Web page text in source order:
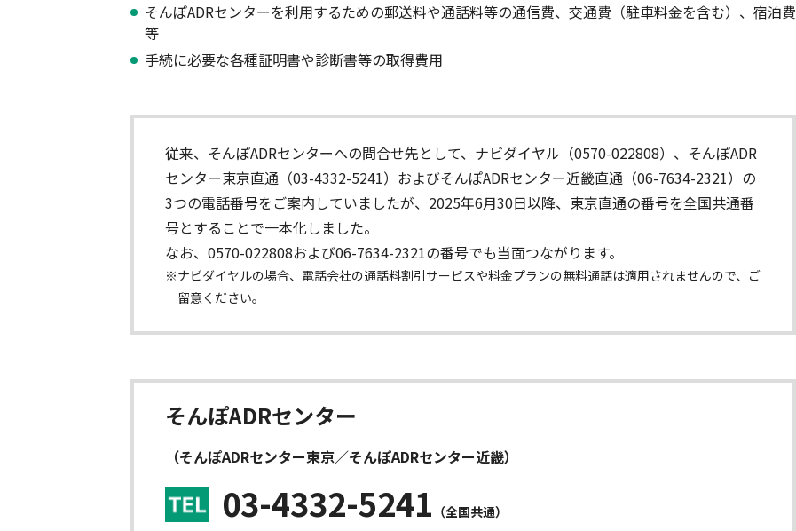
そんぽADRセンターを利用するための郵送料や通話料等の通信費、交通費（駐車料金を含む）、宿泊費
等
手続に必要な各種証明書や診断書等の取得費用
従来、そんぽADRセンターへの問合せ先として、ナビダイヤル（0570-022808）、そんぽADR
センター東京直通（03-4332-5241）およびそんぽADRセンター近畿直通（06-7634-2321）の
3つの電話番号をご案内していましたが、2025年6月30日以降、東京直通の番号を全国共通番
号とすることで一本化しました。
なお、0570-022808および06-7634-2321の番号でも当面つながります。
※ナビダイヤルの場合、電話会社の通話料割引サービスや料金プランの無料通話は適用されませんので、ご
留意ください。
そんぽADRセンター
（そんぽADRセンター東京／そんぽADRセンター近畿）
03-4332-5241 （全国共通）